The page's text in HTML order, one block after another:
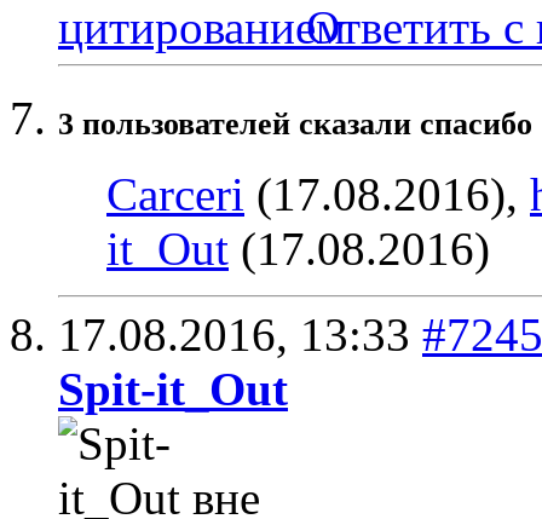
Ответить с
3 пользователей сказали
Carceri (17.08.2016),
it_Out (17.08.2016)
17.08.2016, 13:33 #7245
Spit-it_Out